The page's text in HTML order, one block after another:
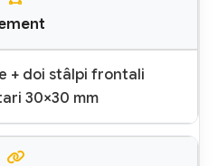
+ doi stâlpi frontali
30×30 mm